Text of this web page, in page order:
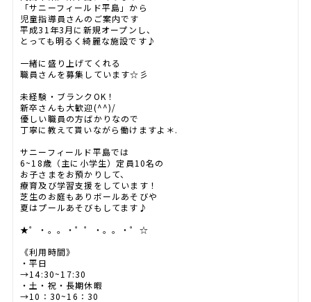
「サニーフィールド平島」から
児童指導員さんのご案内です
平成31年3月に新規オープンし、
とっても明るく綺麗な施設です♪
一緒に盛り上げてくれる
職員さんを募集しています☆彡
未経験・ブランクOK！
新卒さんも大歓迎(^^)/
優しい職員の方ばかりなので
丁寧に教えて貰いながら働けますよ＊.
サニーフィールド平島では
6~18歳（主に小学生）定員10名の
お子さまをお預かりして、
療育及び学習支援をしています！
芝生のお庭もありボールあそびや
夏はプールあそびもしてます♪
★゜・。。・゜゜・。。・゜☆
《利用時間》
・平日
→14:30~17:30
・土・祝・長期休暇
→10：30~16：30